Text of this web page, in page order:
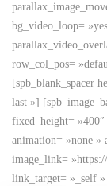
bg_video_loop=
row_col_pos=
[spb_blank_spacer
last »]
fixed_height= »400″
animation= »none »
image_link=
link_target= »_self